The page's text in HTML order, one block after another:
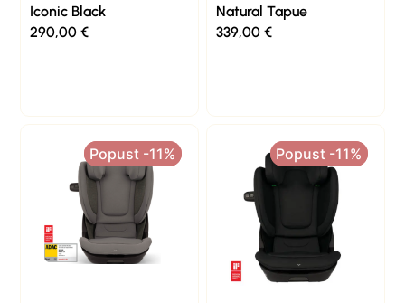
Iconic Black
290,00€
Natural Tapue
339,00 €
Popust -11%
Popust -11% Popust -11%
Popust -11%